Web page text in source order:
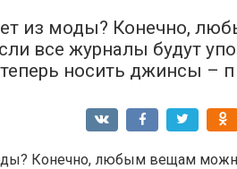
из моды? Конечно,
все журналы будут
носить джинсы – п
Конечно, любым вещам